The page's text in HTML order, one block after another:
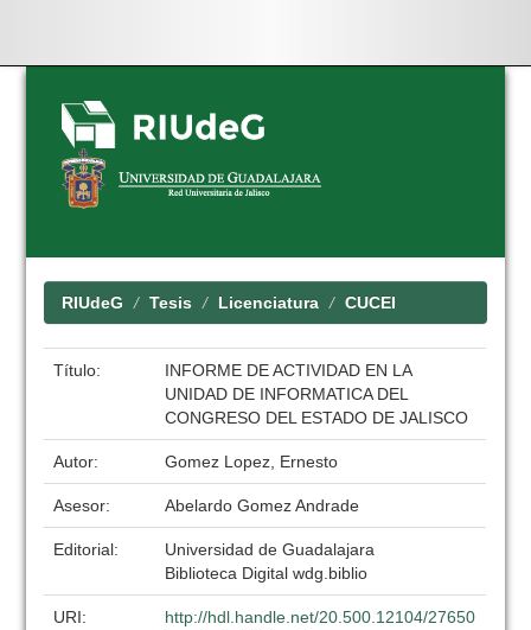
Skip
navigation
RIUdeG Tesis Licenciatura CUCEI
Título:
INFORME DE ACTIVIDAD EN LA
UNIDAD DE INFORMATICA DEL
CONGRESO DEL ESTADO DE JALISCO
Autor: Gomez Lopez, Ernesto
Asesor: Abelardo Gomez Andrade
Editorial:
Universidad de Guadalajara
Biblioteca Digital wdg.biblio
URI:
http://hdl.handle.net/20.500.12104/27650